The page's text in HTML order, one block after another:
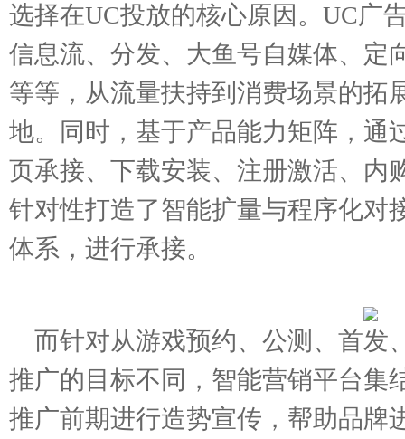
选择在UC投放的核心原因。UC广
信息流、分发、大鱼号自媒体、定
等等，从流量扶持到消费场景的拓
地。同时，基于产品能力矩阵，通
页承接、下载安装、注册激活、内
针对性打造了智能扩量与程序化对
体系，进行承接。
而针对从游戏预约、公测、首发
推广的目标不同，智能营销平台集
推广前期进行造势宣传，帮助品牌